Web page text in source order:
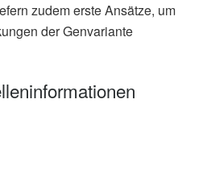
zudem erste Ansätze, um
der Genvariante